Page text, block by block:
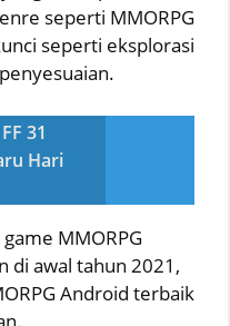
seperti MMORPG
seperti eksplorasi
31
Hari
MMORPG
di awal tahun 2021,
Android terbaik